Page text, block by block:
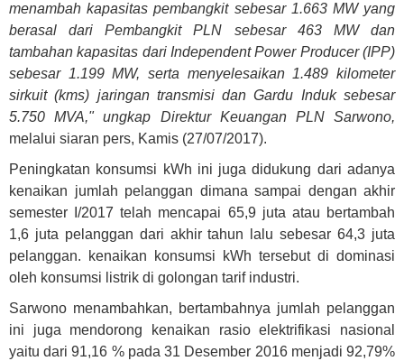
menambah kapasitas pembangkit sebesar 1.663 MW yang
berasal dari Pembangkit PLN sebesar 463 MW dan
tambahan kapasitas dari Independent Power Producer (IPP)
sebesar 1.199 MW, serta menyelesaikan 1.489 kilometer
sirkuit (kms) jaringan transmisi dan Gardu Induk sebesar
5.750 MVA," ungkap Direktur Keuangan PLN Sarwono,
melalui siaran pers, Kamis (27/07/2017).
Peningkatan konsumsi kWh ini juga didukung dari adanya
kenaikan jumlah pelanggan dimana sampai dengan akhir
semester I/2017 telah mencapai 65,9 juta atau bertambah
1,6 juta pelanggan dari akhir tahun lalu sebesar 64,3 juta
pelanggan. kenaikan konsumsi kWh tersebut di dominasi
oleh konsumsi listrik di golongan tarif industri.
Sarwono menambahkan, bertambahnya jumlah pelanggan
ini juga mendorong kenaikan rasio elektrifikasi nasional
yaitu dari 91,16 % pada 31 Desember 2016 menjadi 92,79%